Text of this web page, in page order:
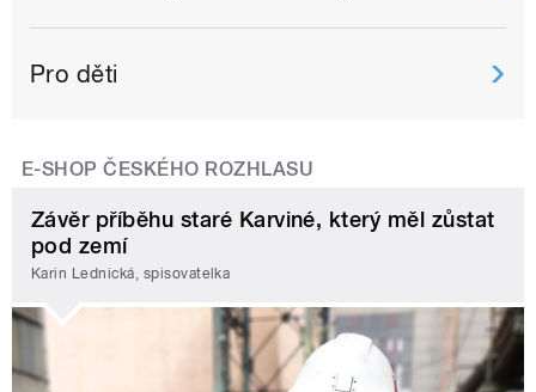
Pro děti
E-SHOP ČESKÉHO ROZHLASU
Závěr příběhu staré Karviné, který měl zůstat
pod zemí
Karin Lednická, spisovatelka